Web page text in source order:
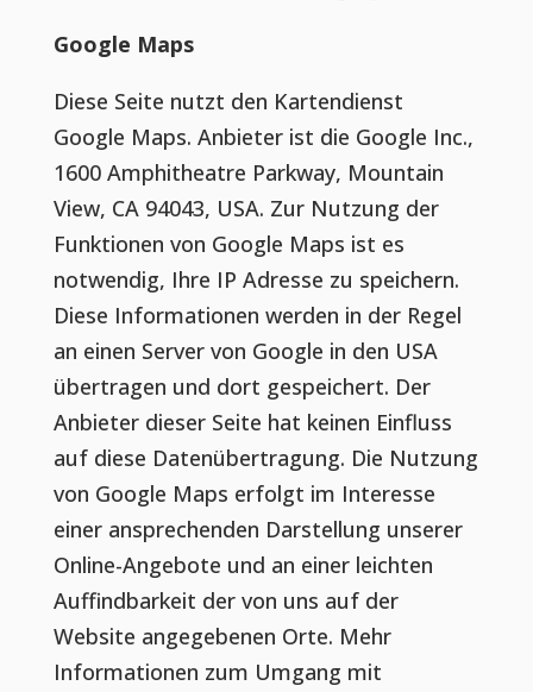
Google Maps
Diese Seite nutzt den Kartendienst
Google Maps. Anbieter ist die Google Inc.,
1600 Amphitheatre Parkway, Mountain
View, CA 94043, USA. Zur Nutzung der
Funktionen von Google Maps ist es
notwendig, Ihre IP Adresse zu speichern.
Diese Informationen werden in der Regel
an einen Server von Google in den USA
übertragen und dort gespeichert. Der
Anbieter dieser Seite hat keinen Einfluss
auf diese Datenübertragung. Die Nutzung
von Google Maps erfolgt im Interesse
einer ansprechenden Darstellung unserer
Online-Angebote und an einer leichten
Auffindbarkeit der von uns auf der
Website angegebenen Orte. Mehr
Informationen zum Umgang mit